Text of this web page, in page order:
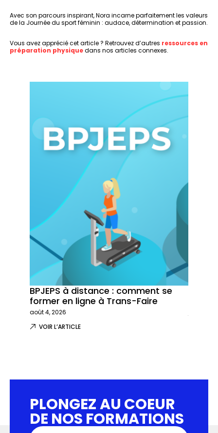
Avec son parcours inspirant, Nora incarne parfaitement les valeurs
de la Journée du sport féminin : audace, détermination et passion.
Vous avez apprécié cet article ? Retrouvez d’autres ressources en
préparation physiquedans nos articles connexes.
BPJEPS à distance : comment se
former en ligne à Trans-Faire
août 4, 2026
VOIR L’ARTICLE
PLONGEZ AU COEUR
DE NOS FORMATIONS